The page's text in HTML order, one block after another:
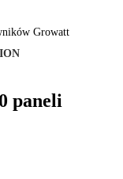
Growatt
paneli